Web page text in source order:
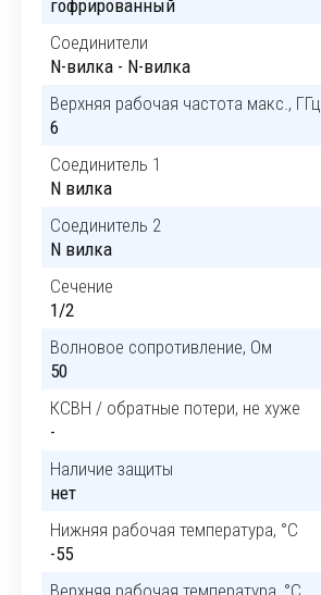
гофрированный
Соединители
N-вилка - N-вилка
Верхняя рабочая частота макс., ГГц
6
Соединитель 1
N вилка
Соединитель 2
N вилка
Сечение
1/2
Волновое сопротивление, Ом
50
КСВН / обратные потери, не хуже
-
Наличие защиты
нет
Нижняя рабочая температура, °C
-55
Верхняя рабочая температура, °C